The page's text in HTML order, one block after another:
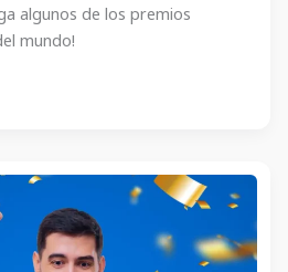
algunos de los premios
mundo!